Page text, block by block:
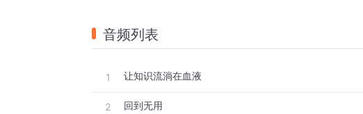
通识教育，就是打通学科壁垒，寻找背后的底层逻辑
举一个例子：
音频列表
1 让知识流淌在血液
2 回到无用